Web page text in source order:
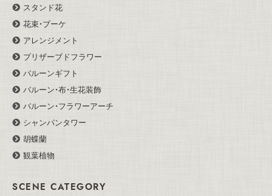
スタンド花
花束・ブーケ
アレンジメント
プリザーブドフラワー
バルーンギフト
バルーン・布・生花装飾
バルーン・フラワーアーチ
シャンパンタワー
胡蝶蘭
観葉植物
SCENE CATEGORY